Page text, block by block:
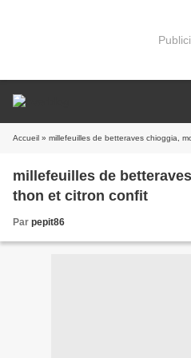
Accueil » millefeuilles de betteraves chioggia,
millefeuilles de
thon et citron confit
Par pepit86